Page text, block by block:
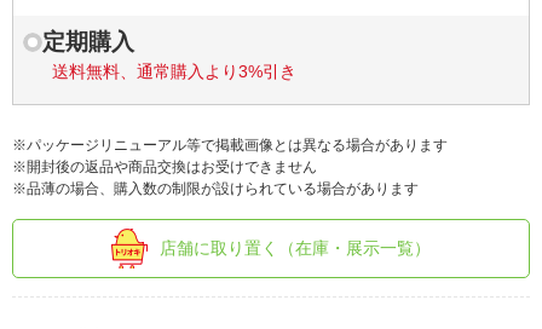
定期購入
送料無料、通常購入より3%引き
※パッケージリニューアル等で掲載画像とは異なる場合があります
※開封後の返品や商品交換はお受けできません
※品薄の場合、購入数の制限が設けられている場合があります
店舗に取り置く（在庫・展示一覧）